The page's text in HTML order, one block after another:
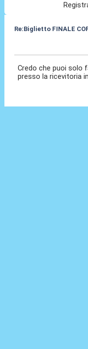
Re:Biglietto FINALE
Credo che puoi solo
presso la ricevitoria